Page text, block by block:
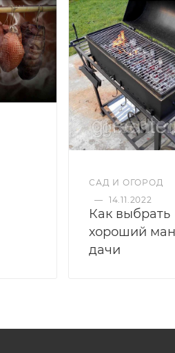
САД И ОГОРОД
— 14.11.2022
Как выбрать
хороший
дачи